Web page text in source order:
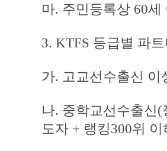
마. 주민등록상 60
3. KTFS 등급별 파
가. 고교선수출신 이
나. 중학교선수출신
도자 + 랭킹300위 이